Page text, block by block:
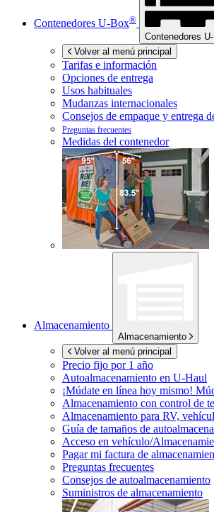
Contenedores U-Box®
Contenedores
Volver al menú principal
Tarifas e información
Opciones de entrega
Usos habituales
Mudanzas internacionales
Consejos de empaque y entrega
Preguntas frecuentes
Medidas del contenedor
Almacenamiento
Almacenamiento
Volver al menú principal
Precio fijo por 1 año
Autoalmacenamiento en U-Haul
¡Múdate en línea hoy mismo!
Almacenamiento con control de
Almacenamiento para RV,
Guía de tamaños de
Acceso en vehículo/
Pagar mi factura de
Preguntas frecuentes
Consejos de autoalmacenamiento
Suministros de almacenamiento